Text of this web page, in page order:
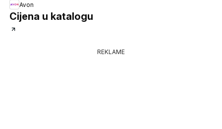
Avon
Cijena u katalogu
REKLAME